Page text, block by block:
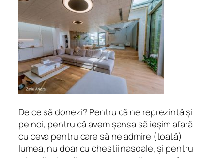
De ce să donezi? Pentru că ne reprezintă și
pe noi, pentru că avem șansa să ieșim afară
cu ceva pentru care să ne admire (toată)
lumea, nu doar cu chestii nasoale, și pentru